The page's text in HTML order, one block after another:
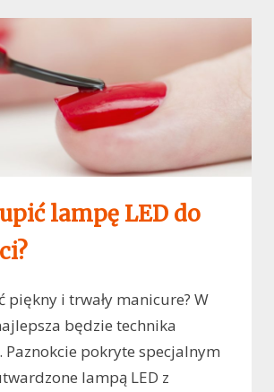
lampę LED do
piękny i trwały manicure? W
będzie technika
pokryte specjalnym
lampą LED z